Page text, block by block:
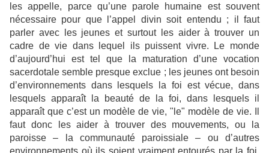
les appelle, parce qu’une parole humaine est souvent
nécessaire pour que l’appel divin soit entendu ; il faut
parler avec les jeunes et surtout les aider à trouver un
cadre de vie dans lequel ils puissent vivre. Le monde
d’aujourd’hui est tel que la maturation d’une vocation
sacerdotale semble presque exclue ; les jeunes ont besoin
d’environnements dans lesquels la foi est vécue, dans
lesquels apparaît la beauté de la foi, dans lesquels il
apparaît que c’est un modèle de vie, "le" modèle de vie. Il
faut donc les aider à trouver des mouvements, ou la
paroisse – la communauté paroissiale – ou d’autres
environnements où ils soient vraiment entourés par la foi,